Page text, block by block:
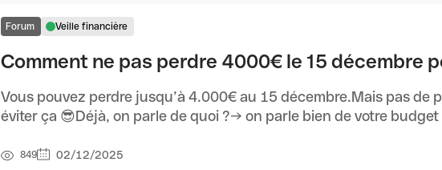
Forum Veille financière
Comment ne pas perdre 4000€ le 15 décembre
Vous pouvez perdre jusqu’à 4.000€ au 15 décembre.Mais pas de
éviter ça 😎Déjà, on parle de quoi ?→ on parle bien de votre budget
849 02/12/2025